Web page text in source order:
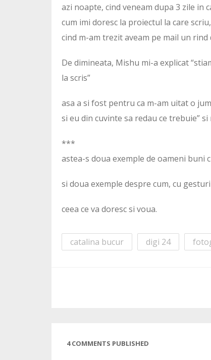
azi noapte, cind veneam dupa 3 zile in
cum imi doresc la proiectul la care
cind m-am trezit aveam pe mail un
De dimineata, Mishu mi-a explicat
la scris”
asa a si fost pentru ca m-am uitat o
si eu din cuvinte sa redau ce trebuie”
***
astea-s doua exemple de oameni buni
si doua exemple despre cum, cu
ceea ce va doresc si voua.
catalina bucur digi 24
4 COMMENTS PUBLISHED